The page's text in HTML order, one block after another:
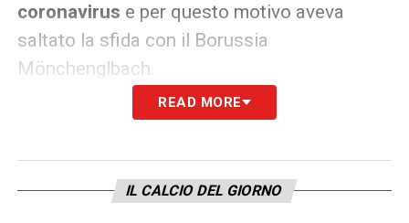
coronavirus e per questo motivo aveva
saltato la sfida con il Borussia
Mönchenglbach.
Con questo caso, equello di Alessandro
all’interno del focolaio.
READ MORE
IL CALCIO DEL GIORNO